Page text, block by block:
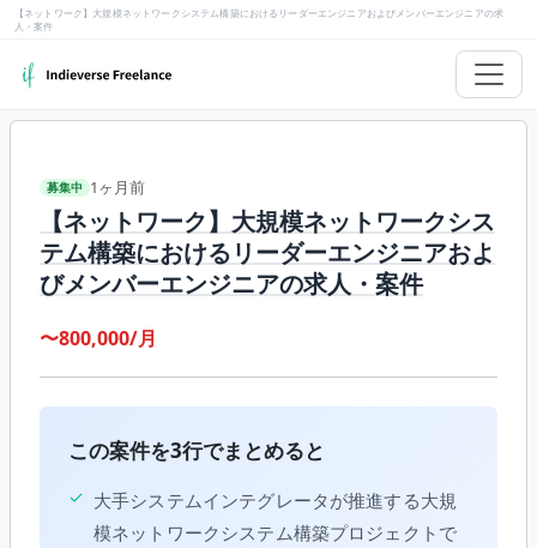
【ネットワーク】大規模ネットワークシステム構築におけるリーダーエンジニアおよびメンバーエンジニアの求
人・案件
募集中 1ヶ月前
【ネットワーク】大規模ネットワークシス
テム構築におけるリーダーエンジニアおよ
びメンバーエンジニアの求人・案件
〜800,000/月
この案件を3行でまとめると
✓ 大手システムインテグレータが推進する大規
模ネットワークシステム構築プロジェクトで